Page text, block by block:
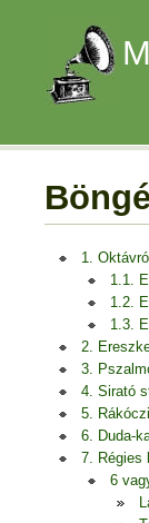
1.
1.1.
1.2.
1.3.
2.
3.
4. Sirató
5.
6. Duda-
7. Régies
6